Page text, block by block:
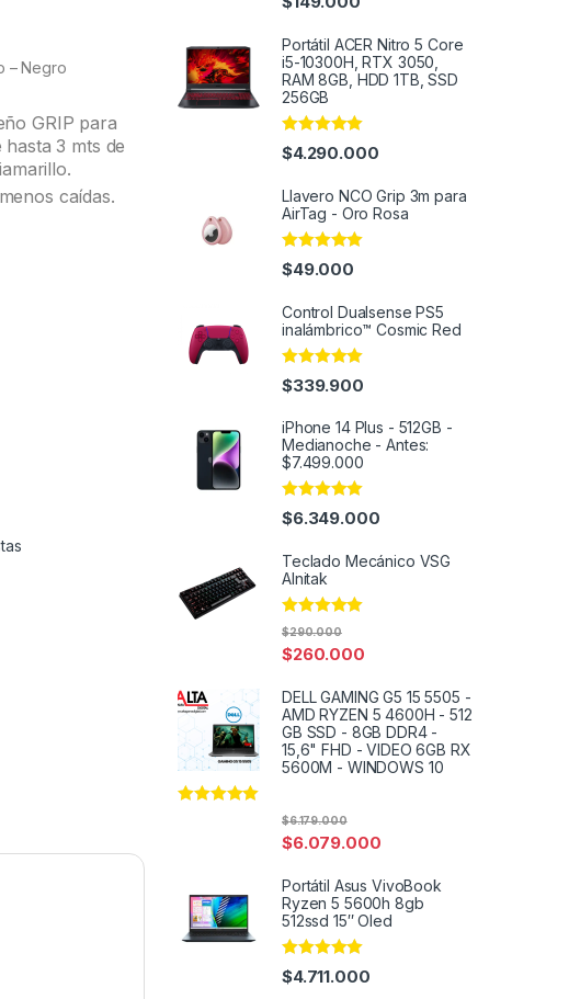
– Negro
GRIP para
3 mts de
caídas.
out of 5
Portátil ACER Nitro 5 Core
i5-10300H, RTX 3050,
RAM 8GB, HDD 1TB, SSD
256GB
Rated5.00
out of 5
$4.290.000
Llavero NCO Grip 3m para
AirTag - Oro Rosa
Rated4.96
out of 5
$49.000
Control Dualsense PS5
inalámbrico™ Cosmic Red
Rated4.91
out of 5
$339.900
iPhone 14 Plus - 512GB -
Medianoche - Antes:
$7.499.000
Rated5.00
out of 5
$6.349.000
Teclado Mecánico VSG
Alnitak
Rated5.00
$260.000
$290.000
DELL GAMING G5 15 5505 -
AMD RYZEN 5 4600H - 512
GB SSD - 8GB DDR4 -
15,6" FHD - VIDEO 6GB RX
5600M - WINDOWS 10
$6.079.000
$6.179.000
Portátil Asus VivoBook
Ryzen 5 5600h 8gb
512ssd 15″ Oled
Rated5.00
out of 5
$4.711.000